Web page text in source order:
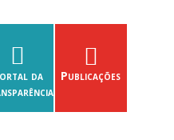
da
Publicações